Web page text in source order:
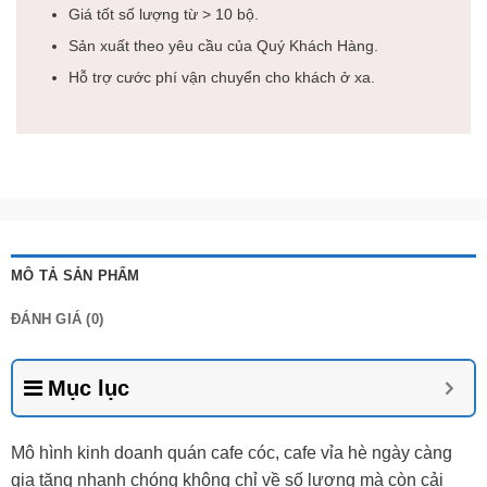
Giá tốt số lượng từ > 10 bộ.
Sản xuất theo yêu cầu của Quý Khách Hàng.
Hỗ trợ cước phí vận chuyển cho khách ở xa.
MÔ TẢ SẢN PHẨM
ĐÁNH GIÁ (0)
Mục lục
Mô hình kinh doanh quán cafe cóc, cafe vỉa hè ngày càng
gia tăng nhanh chóng không chỉ về số lượng mà còn cải